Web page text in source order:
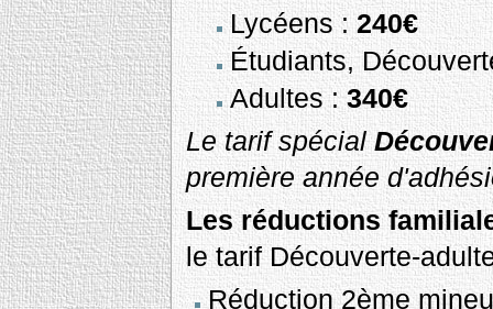
Lycéens :240€
Étudiants,
Adultes :340€
Le tarif spécial
première année
Les réductions
le tarif Découverte-
Réduction 2ème